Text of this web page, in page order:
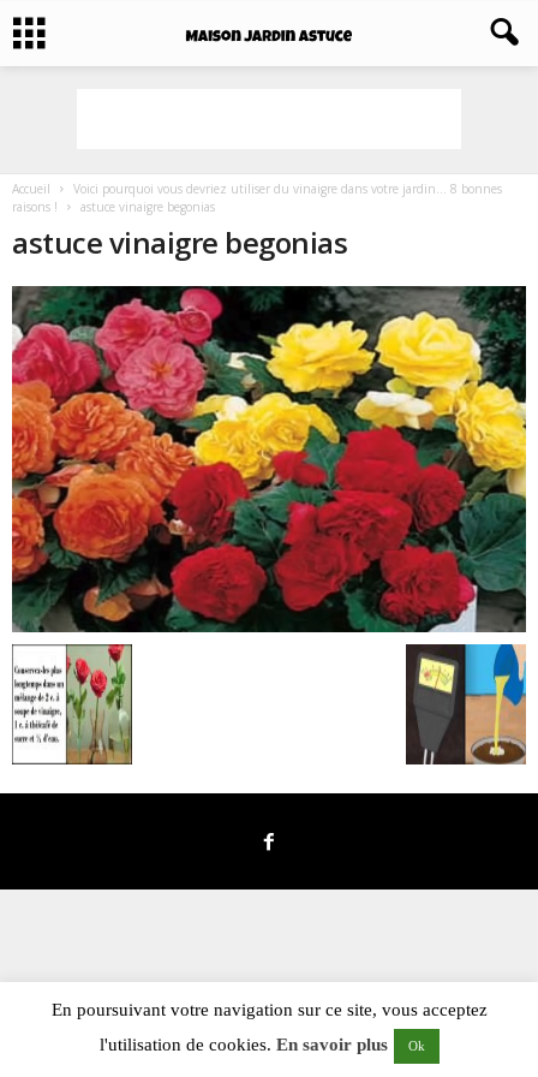
Accueil
Voici pourquoi vous devriez utiliser du vinaigre dans votre jardin… 8 bonnes
raisons !
astuce vinaigre begonias
astuce vinaigre begonias
En poursuivant votre navigation sur ce site, vous acceptez
l'utilisation de cookies. En savoir plus Ok